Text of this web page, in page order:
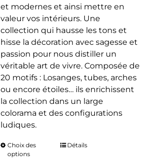
et modernes et ainsi mettre en
valeur vos intérieurs. Une
collection qui hausse les tons et
hisse la décoration avec sagesse et
passion pour nous distiller un
véritable art de vivre. Composée de
20 motifs : Losanges, tubes, arches
ou encore étoiles… ils enrichissent
la collection dans un large
colorama et des configurations
ludiques.
Choix des
options
CeDétails